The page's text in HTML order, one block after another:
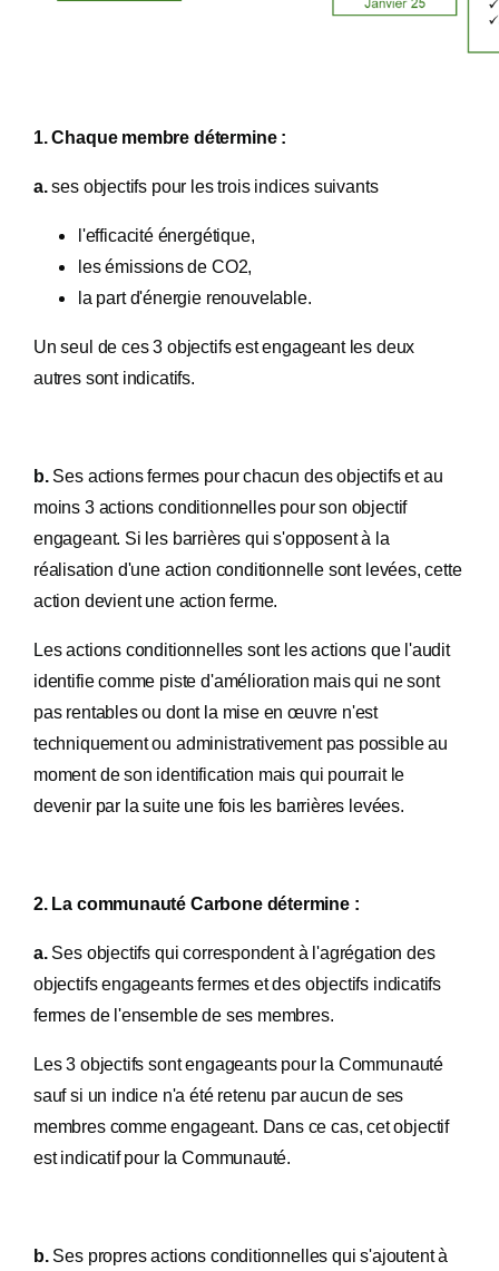
1. Chaque membre détermine :
a.ses objectifs pour les trois indices suivants
l'efficacité énergétique,
les émissions de CO2,
la part d'énergie renouvelable.
Un seul de ces 3 objectifs est engageant les deux
autres sont indicatifs.
b.Ses actions fermes pour chacun des objectifs et au
moins 3 actions conditionnelles pour son objectif
engageant. Si les barrières qui s'opposent à la
réalisation d'une action conditionnelle sont levées, cette
action devient une action ferme.
Les actions conditionnelles sont les actions que l'audit
identifie comme piste d'amélioration mais qui ne sont
pas rentables ou dont la mise en œuvre n'est
techniquement ou administrativement pas possible au
moment de son identification mais qui pourrait le
devenir par la suite une fois les barrières levées.
2. La communauté Carbone détermine :
a.Ses objectifs qui correspondent à l'agrégation des
objectifs engageants fermes et des objectifs indicatifs
fermes de l'ensemble de ses membres.
Les 3 objectifs sont engageants pour la Communauté
sauf si un indice n'a été retenu par aucun de ses
membres comme engageant. Dans ce cas, cet objectif
est indicatif pour la Communauté.
b.Ses propres actions conditionnelles qui s'ajoutent à